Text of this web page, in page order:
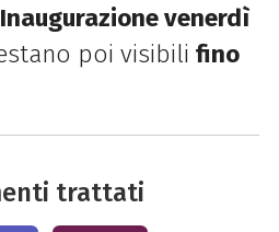
Inaugurazione venerdì
poi visibili fino
trattati